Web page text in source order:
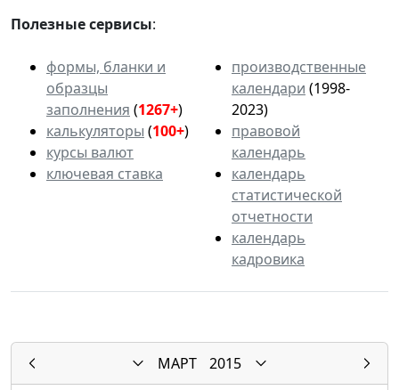
Полезные сервисы:
формы, бланки и
образцы
заполнения (1267+)
калькуляторы (100+)
курсы валют
ключевая ставка
производственные
календари (1998-
2023)
правовой
календарь
календарь
статистической
отчетности
календарь
кадровика
МАРТ
2015